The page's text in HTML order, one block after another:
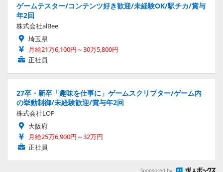
ゲームテスター/コンテンツ好き歓迎/未経験OK/駅チカ/賞与
年2回
株式会社alBee
埼玉県
月給21万6,100円～30万5,800円
正社員
27卒・新卒「趣味を仕事に」ゲームスクリプター/ゲーム内
の挙動制御/未経験歓迎/賞与年2回
株式会社LOP
大阪府
月給25万6,900円～32万円
正社員
Sponsored by